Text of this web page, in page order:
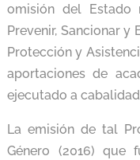
omisión del Estado
Prevenir, Sancionar y
Protección y
aportaciones de
ejecutado a
La emisión de tal
Género (2016) que